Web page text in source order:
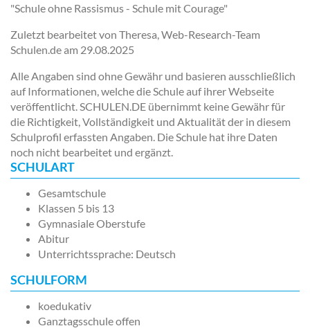
"Schule ohne Rassismus - Schule mit Courage"
Zuletzt bearbeitet von Theresa, Web-Research-Team
Schulen.de am 29.08.2025
Alle Angaben sind ohne Gewähr und basieren ausschließlich
auf Informationen, welche die Schule auf ihrer Webseite
veröffentlicht. SCHULEN.DE übernimmt keine Gewähr für
die Richtigkeit, Vollständigkeit und Aktualität der in diesem
Schulprofil erfassten Angaben. Die Schule hat ihre Daten
noch nicht bearbeitet und ergänzt.
SCHULART
Gesamtschule
Klassen 5 bis 13
Gymnasiale Oberstufe
Abitur
Unterrichtssprache: Deutsch
SCHULFORM
koedukativ
Ganztagsschule offen